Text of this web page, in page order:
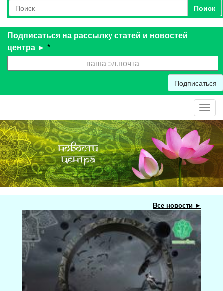
Форма поиска
Поиск
Поиск
Подписаться на рассылку статей и новостей
центра ► *
Подписаться
Все новости ►